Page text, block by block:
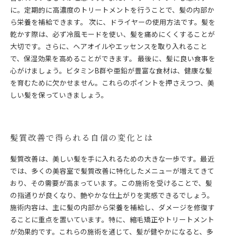
に。定期的に高濃度のトリートメントを行うことで、髪の内部か
ら栄養を補給できます。 次に、ドライヤーの使用方法です。髪を
乾かす際は、必ず冷風モードを使い、髪を痛めにくくすることが
大切です。さらに、ヘアオイルやエッセンスを取り入れること
で、保湿効果を高めることができます。 最後に、髪に良い食事を
心がけましょう。ビタミンB群や亜鉛が豊富な食材は、健康な髪
を育むために欠かせません。これらのポイントを押さえつつ、美
しい髪を保っていきましょう。
髪質改善で得られる自信の変化とは
髪質改善は、美しい髪を手に入れるための大きな一歩です。最近
では、多くの美容室で髪質改善に特化したメニューが増えてきて
おり、その需要が高まっています。この施術を受けることで、髪
の指通りが良くなり、艶やかな仕上がりを実感できるでしょう。
施術内容は、主に髪の内部から栄養を補給し、ダメージを修復す
ることに重点を置いています。特に、縮毛矯正やトリートメント
が効果的です。これらの施術を通じて、髪が健やかになると、多